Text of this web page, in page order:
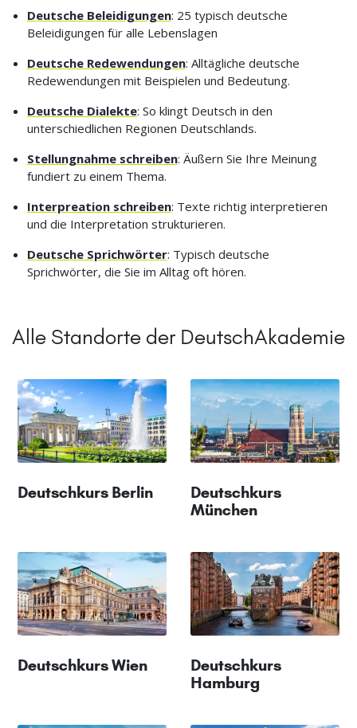
Deutsche Beleidigungen: 25 typisch deutsche
Beleidigungen für alle Lebenslagen
Deutsche Redewendungen: Alltägliche deutsche
Redewendungen mit Beispielen und Bedeutung.
Deutsche Dialekte: So klingt Deutsch in den
unterschiedlichen Regionen Deutschlands.
Stellungnahme schreiben: Äußern Sie Ihre Meinung
fundiert zu einem Thema.
Interpreation schreiben: Texte richtig interpretieren
und die Interpretation strukturieren.
Deutsche Sprichwörter: Typisch deutsche
Sprichwörter, die Sie im Alltag oft hören.
Alle Standorte der DeutschAkademie
Deutschkurs Berlin
Deutschkurs
München
Deutschkurs Wien
Deutschkurs
Hamburg